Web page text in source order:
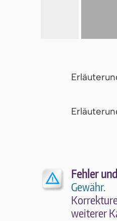
Fehler
Gewähr.
wei­te­rer